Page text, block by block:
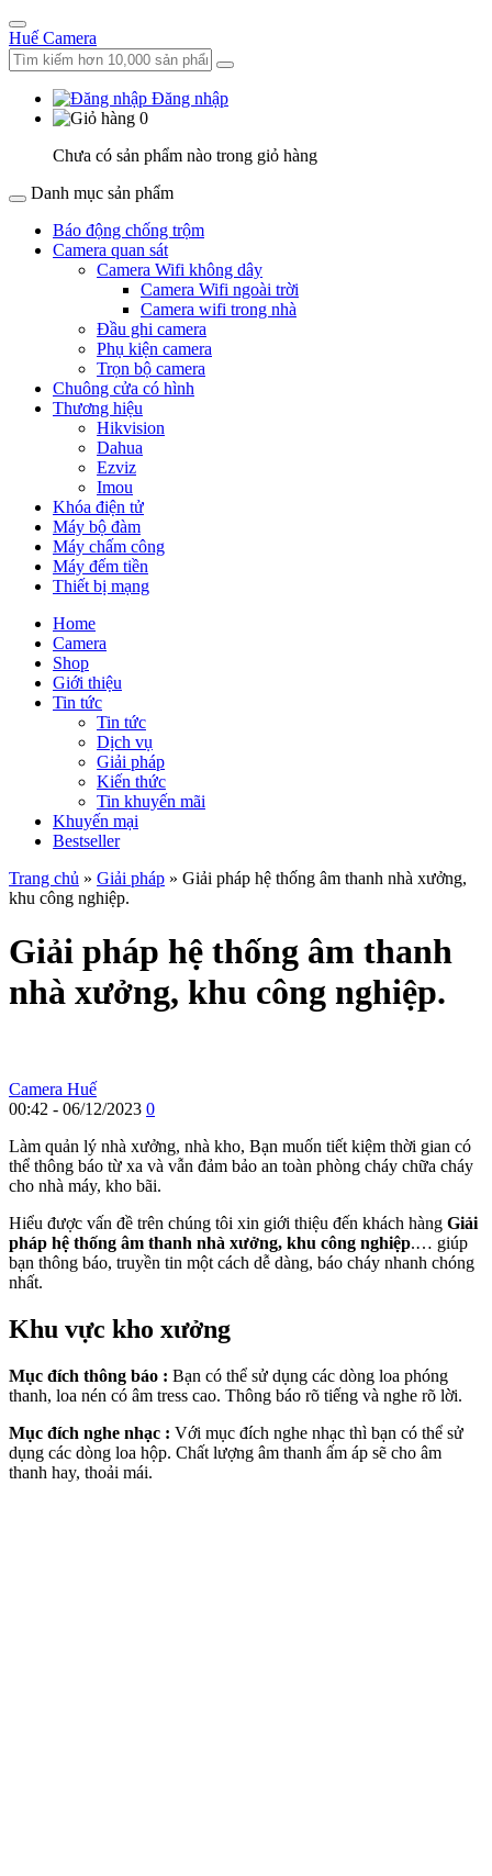
Huế Camera
Đăng nhập
0
Chưa có sản phẩm nào trong giỏ hàng
Danh mục sản phẩm
Báo động chống trộm
Camera quan sát
Camera Wifi không dây
Camera Wifi ngoài trời
Camera wifi trong nhà
Đầu ghi camera
Phụ kiện camera
Trọn bộ camera
Chuông cửa có hình
Thương hiệu
Hikvision
Dahua
Ezviz
Imou
Khóa điện tử
Máy bộ đàm
Máy chấm công
Máy đếm tiền
Thiết bị mạng
Home
Camera
Shop
Giới thiệu
Tin tức
Tin tức
Dịch vụ
Giải pháp
Kiến thức
Tin khuyến mãi
Khuyến mại
Bestseller
Trang chủ » Giải pháp » Giải pháp hệ thống âm thanh nhà xưởng,
khu công nghiệp.
Giải pháp hệ thống âm thanh
nhà xưởng, khu công nghiệp.
Camera Huế
00:42 - 06/12/2023 0
Làm quản lý nhà xưởng, nhà kho, Bạn muốn tiết kiệm thời gian có
thể thông báo từ xa và vẫn đảm bảo an toàn phòng cháy chữa cháy
cho nhà máy, kho bãi.
Hiểu được vấn đề trên chúng tôi xin giới thiệu đến khách hàng Giải
pháp hệ thống âm thanh nhà xưởng, khu công nghiệp.… giúp
bạn thông báo, truyền tin một cách dễ dàng, báo cháy nhanh chóng
nhất.
Khu vực kho xưởng
Mục đích thông báo : Bạn có thể sử dụng các dòng loa phóng
thanh, loa nén có âm tress cao. Thông báo rõ tiếng và nghe rõ lời.
Mục đích nghe nhạc : Với mục đích nghe nhạc thì bạn có thể sử
dụng các dòng loa hộp. Chất lượng âm thanh ấm áp sẽ cho âm
thanh hay, thoải mái.